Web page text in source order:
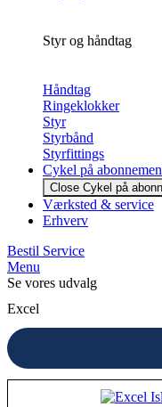
Styr og håndtag
Håndtag
Ringeklokker
Styr
Styrbånd
Styrfittings
Cykel på
Close Cykel på
Værksted & service
Erhverv
Bestil Service
Menu
Se vores udvalg
Excel